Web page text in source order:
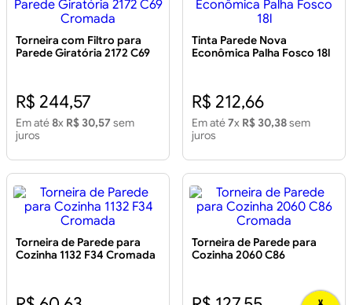
Torneira com Filtro para
Parede Giratória 2172 C69
R$ 244,57
Em até8x R$ 30,57 sem
juros
Tinta Parede Nova
Econômica Palha Fosco 18l
R$ 212,66
Em até7x R$ 30,38sem
juros
Torneira de Parede para
Cozinha 1132 F34 Cromada
Torneira de Parede para
Cozinha 2060 C86